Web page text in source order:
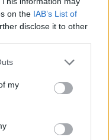
on the IAB’s List of
disclose it to other
my
a 160 éves
itt vannak